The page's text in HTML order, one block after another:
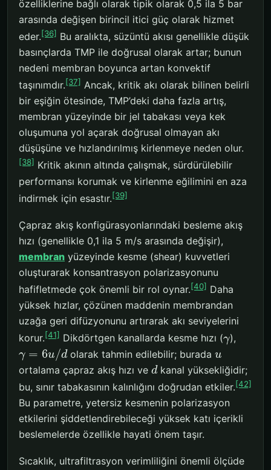
özelliklerine bağlı olarak tipik olarak 0,5 ila 5 bar
arasında değişen birincil itici güç olarak hizmet
eder.[36] Bu aralıkta, süzüntü akısı genellikle düşük
basınçlarda TMP ile doğrusal olarak artar; bunun
nedeni membran boyunca artan konvektif
taşınımdır.[37] Ancak, kritik akı olarak bilinen belirli
bir eşiğin ötesinde, TMP’deki daha fazla artış,
membran yüzeyinde bir jel tabakası veya kek
oluşumuna yol açarak doğrusal olmayan akı
düşüşüne ve hızlandırılmış kirlenmeye neden olur.
[38] Kritik akının altında çalışmak, sürdürülebilir
performansı korumak ve kirlenme eğilimini en aza
indirmek için esastır.[39]
Çapraz akış konfigürasyonlarındaki besleme akış
hızı (genellikle 0,1 ila 5 m/s arasında değişir),
membran yüzeyinde kesme (shear) kuvvetleri
oluşturarak konsantrasyon polarizasyonunu
hafifletmede çok önemli bir rol oynar.[40] Daha
yüksek hızlar, çözünen maddenin membrandan
uzağa geri difüzyonunu artırarak akı seviyelerini
korur.[41] Dikdörtgen kanallarda kesme hızı (γ),
γ = 6u /dolarak tahmin edilebilir; buradau
ortalama çapraz akış hızı ve dkanal yüksekliğidir;
bu, sınır tabakasının kalınlığını doğrudan etkiler.[42]
Bu parametre, yetersiz kesmenin polarizasyon
etkilerini şiddetlendirebileceği yüksek katı içerikli
beslemelerde özellikle hayati önem taşır.
Sıcaklık, ultrafiltrasyon verimliliğini önemli ölçüde